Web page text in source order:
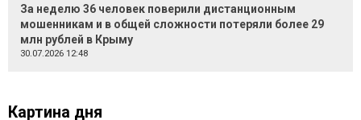
За неделю 36 человек поверили дистанционным
мошенникам и в общей сложности потеряли более 29
млн рублей в Крыму
30.07.2026 12:48
Картина дня